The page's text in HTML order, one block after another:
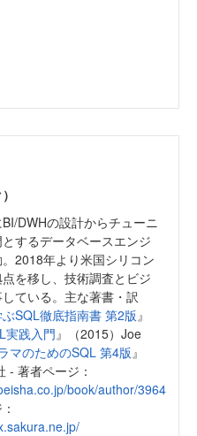
DWHの設計からチューニ
するデータベースエンジ
2018年より米国シリコン
を移し、技術調査とビジ
ている。主な著書・訳
SQL徹底指南書 第2版 』
実践入門』（2015）Joe
マのためのSQL 第4版 』
- 著者ページ：
book/author/3964